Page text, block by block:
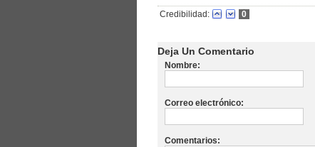
Credibilidad: 0
Deja Un Comentario
Nombre:
Correo electrónico:
Comentarios: